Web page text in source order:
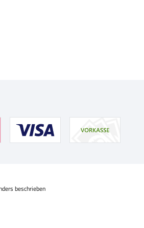
beschrieben